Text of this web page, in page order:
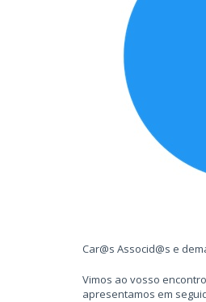
Car@s Associd@s e
Vimos ao vosso
apresentamos em